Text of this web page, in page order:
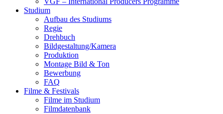
Stu­di­um
Auf­bau des Stu­di­ums
Regie
Dreh­buch
Bildgestaltung/​​Kamera
Pro­duk­ti­on
Mon­ta­ge Bild & Ton
Bewer­bung
FAQ
Fil­me & Fes­ti­vals
Fil­me im Stu­di­um
Film­da­ten­bank